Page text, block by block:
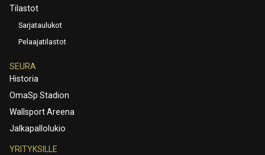
Tilastot
Sarjataulukot
Pelaajatilastot
SEURA
Historia
OmaSp Stadion
Wallsport Areena
Jalkapallolukio
YRITYKSILLE